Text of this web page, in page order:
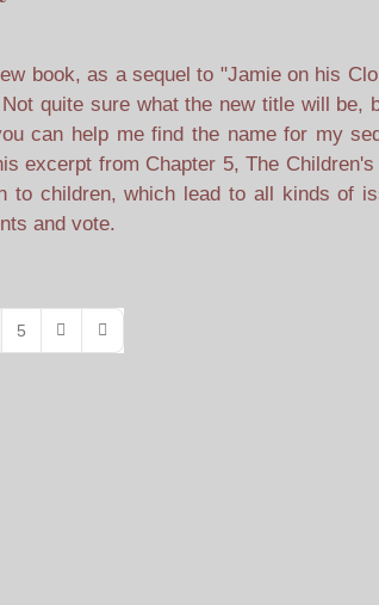
book, as a sequel to "Jamie on his
quite sure what the new title will be,
can help me find the name for my
excerpt from Chapter 5, The Children's
to children, which lead to all kinds of
and vote.
5
Next PageLast Page